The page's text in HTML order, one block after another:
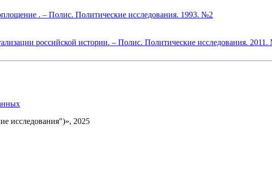
. – Полис. Политические исследования. 1993. №2
российской истории. – Полис. Политические исследования.
исследования")», 2025